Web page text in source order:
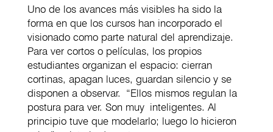
Uno de los avances más visibles ha sido la
forma en que los cursos han incorporado el
visionado como parte natural del aprendizaje.
Para ver cortos o películas, los propios
estudiantes organizan el espacio: cierran
cortinas, apagan luces, guardan silencio y se
disponen a observar. “Ellos mismos regulan la
postura para ver. Son muy inteligentes. Al
principio tuve que modelarlo; luego lo hicieron